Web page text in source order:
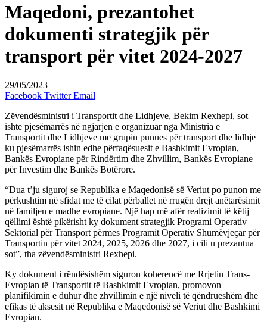
Maqedoni, prezantohet
dokumenti strategjik për
transport për vitet 2024-2027
29/05/2023
Facebook Twitter Email
Zëvendësministri i Transportit dhe Lidhjeve, Bekim Rexhepi, sot
ishte pjesëmarrës në ngjarjen e organizuar nga Ministria e
Transportit dhe Lidhjeve me grupin punues për transport dhe lidhje
ku pjesëmarrës ishin edhe përfaqësuesit e Bashkimit Evropian,
Bankës Evropiane për Rindërtim dhe Zhvillim, Bankës Evropiane
për Investim dhe Bankës Botërore.
“Dua t’ju siguroj se Republika e Maqedonisë së Veriut po punon me
përkushtim në sfidat me të cilat përballet në rrugën drejt anëtarësimit
në familjen e madhe evropiane. Një hap më afër realizimit të këtij
qëllimi është pikërisht ky dokument strategjik Programi Operativ
Sektorial për Transport përmes Programit Operativ Shumëvjeçar për
Transportin për vitet 2024, 2025, 2026 dhe 2027, i cili u prezantua
sot”, tha zëvendësministri Rexhepi.
Ky dokument i rëndësishëm siguron koherencë me Rrjetin Trans-
Evropian të Transportit të Bashkimit Evropian, promovon
planifikimin e duhur dhe zhvillimin e një niveli të qëndrueshëm dhe
efikas të aksesit në Republika e Maqedonisë së Veriut dhe Bashkimi
Evropian.